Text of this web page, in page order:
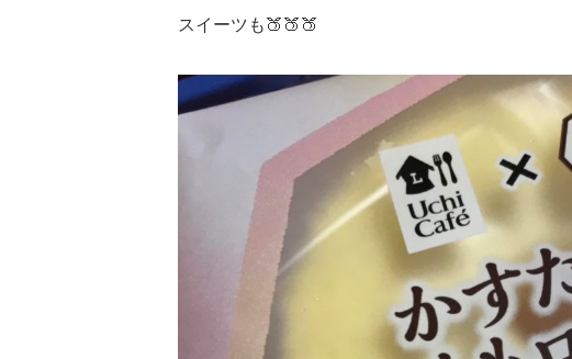
スイーツも🍑🍑🍑